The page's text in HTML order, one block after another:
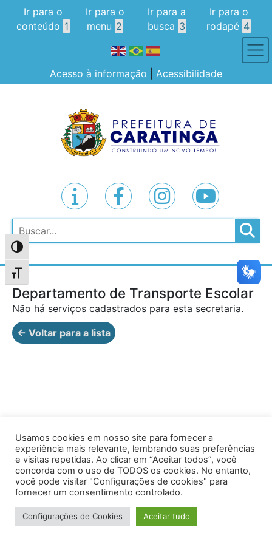
Alternar alto contraste
Alternar tamanho da fonte
Ir para o
conteúdo 1
Ir para o
menu 2
Ir para a
busca 3
Ir para o
rodapé 4
Acesso à informação Acessibilidade
Pesquisar
Departamento de Transporte Escolar
Não há serviços cadastrados para esta secretaria.
← Voltar para a lista
Av. Prof. Armando Alves da Silva, nº 1950 - Zacarias,
Caratinga - MG - 35302-403 / Tel: (33) 3329 8000
Desenvolvido por VersaTec
Usamos cookies em nosso site para fornecer a
experiência mais relevante, lembrando suas preferências
e visitas repetidas. Ao clicar em “Aceitar todos”, você
concorda com o uso de TODOS os cookies. No entanto,
você pode visitar "Configurações de cookies" para
fornecer um consentimento controlado.
Configurações de Cookies Aceitar tudo